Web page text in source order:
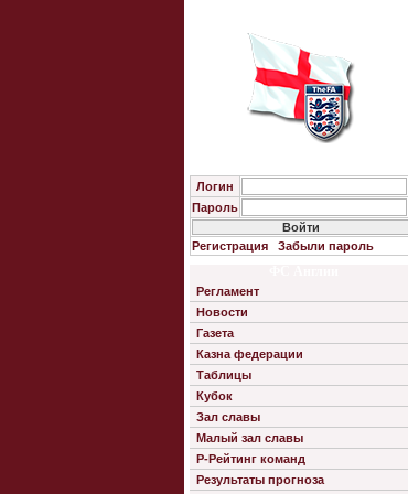
Логин
Пароль
Регистрация Забыли пароль
Регламент
Новости
Газета
Казна федерации
Таблицы
Кубок
Зал славы
Малый зал славы
Р-Рейтинг команд
Результаты прогноза